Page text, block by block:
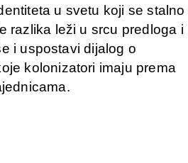
u svetu koji se stalno
razlika leži u srcu predloga i
i uspostavi dijalog o
kolonizatori imaju prema